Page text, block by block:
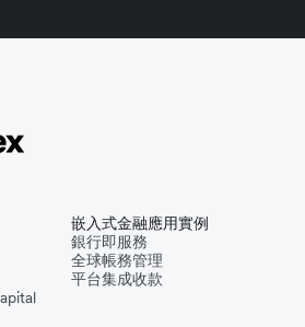
嵌入式金融應用實例
銀行即服務
全球帳務管理
平台集成收款